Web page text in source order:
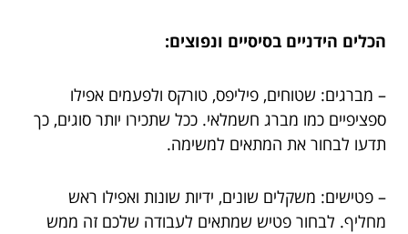
הכלים הידניים בסיסיים ונפוצים:
– מברגים: שטוחים, פיליפס, טורקס ולפעמים אפילו
ספציפיים כמו מברג חשמלאי. ככל שתכירו יותר סוגים, כך
תדעו לבחור את המתאים למשימה.
– פטישים: משקלים שונים, ידיות שונות ואפילו ראש
מחליף. לבחור פטיש שמתאים לעבודה שלכם זה ממש